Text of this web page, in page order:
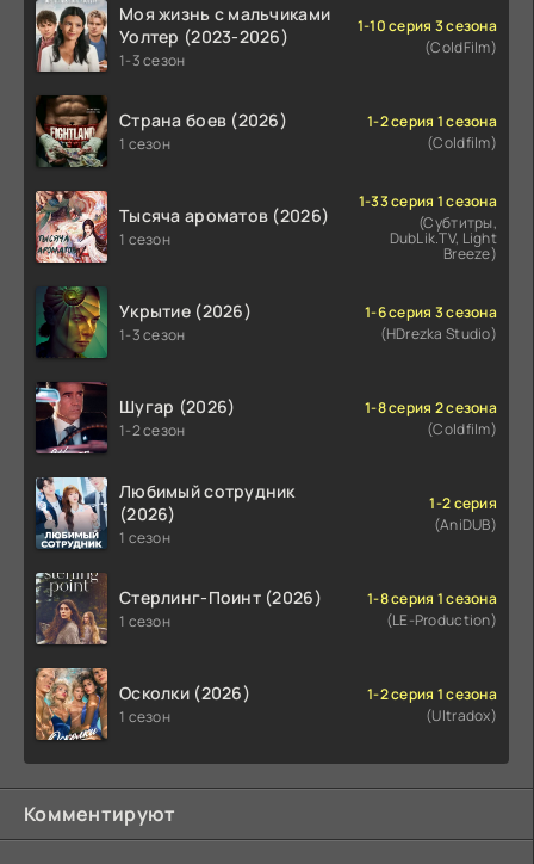
Моя жизнь с мальчиками
Уолтер (2023-2026)
1-3 сезон
1-10 серия 3 сезона
(ColdFilm)
Страна боев (2026)
1 сезон
1-2 серия 1 сезона
(Coldfilm)
Тысяча ароматов (2026)
1 сезон
1-33 серия 1 сезона
(Субтитры,
DubLik.TV, Light
Breeze)
Укрытие (2026)
1-3 сезон
1-6 серия 3 сезона
(HDrezka Studio)
Шугар (2026)
1-2 сезон
1-8 серия 2 сезона
(Coldfilm)
Любимый сотрудник
(2026)
1 сезон
1-2 серия
(AniDUB)
Стерлинг-Поинт (2026)
1 сезон
1-8 серия 1 сезона
(LE-Production)
Осколки (2026)
1 сезон
1-2 серия 1 сезона
(Ultradox)
Комментируют